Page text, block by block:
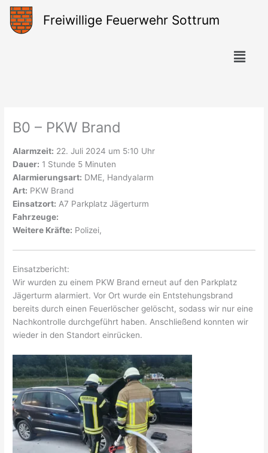
Zum
Inhalt
springen
Freiwillige Feuerwehr Sottrum
Menü
B0 – PKW Brand
Alarmzeit: 22. Juli 2024 um 5:10 Uhr
Dauer: 1 Stunde 5 Minuten
Alarmierungsart: DME, Handyalarm
Art: PKW Brand
Einsatzort: A7 Parkplatz Jägerturm
Fahrzeuge:
Weitere Kräfte: Polizei,
Einsatzbericht:
Wir wurden zu einem PKW Brand erneut auf den Parkplatz
Jägerturm alarmiert. Vor Ort wurde ein Entstehungsbrand
bereits durch einen Feuerlöscher gelöscht, sodass wir nur eine
Nachkontrolle durchgeführt haben. Anschließend konnten wir
wieder in den Standort einrücken.